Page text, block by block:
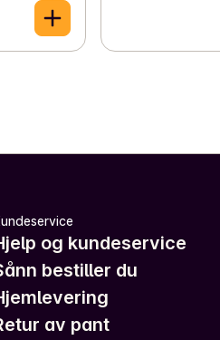
og kundeservice
bestiller du
av pant